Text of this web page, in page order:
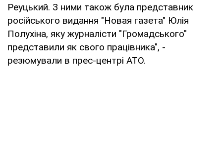
Реуцький. З ними також була представник
російського видання "Новая газета" Юлія
Полухіна, яку журналісти "Громадського"
представили як свого працівника", -
резюмували в прес-центрі АТО.